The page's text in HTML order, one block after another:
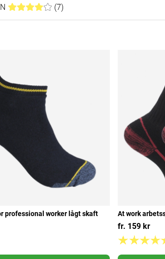
MEDELBETYG 4 AV 5 ANTAL BETYG 7
(7)
professional worker lågt skaft At work
fr. 159 kr